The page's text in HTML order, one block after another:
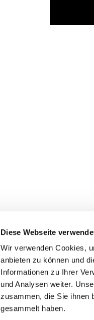
Diese Webseite
Wir verwenden Cookies,
anbieten zu können und
Informationen zu Ihrer
und Analysen weiter.
zusammen, die Sie ihnen
gesammelt haben.